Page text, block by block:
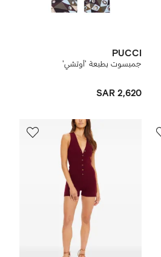
PUCCI
جمبسوت بطبعة 'أوتشي'
SAR 2,620